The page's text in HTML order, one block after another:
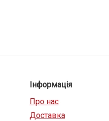
Інформація
Про нас
Доставка